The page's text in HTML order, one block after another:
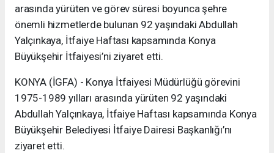
arasında yürüten ve görev süresi boyunca şehre
önemli hizmetlerde bulunan 92 yaşındaki Abdullah
Yalçınkaya, İtfaiye Haftası kapsamında Konya
Büyükşehir İtfaiyesi’ni ziyaret etti.
KONYA (İGFA) - Konya İtfaiyesi Müdürlüğü görevini
1975-1989 yılları arasında yürüten 92 yaşındaki
Abdullah Yalçınkaya, İtfaiye Haftası kapsamında Konya
Büyükşehir Belediyesi İtfaiye Dairesi Başkanlığı’nı
ziyaret etti.